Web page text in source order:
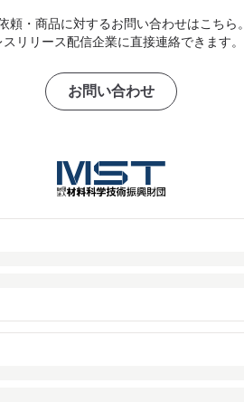
頼・商品に対するお問い合わせはこちら。
スリリース配信企業に直接連絡できます。
お問い合わせ